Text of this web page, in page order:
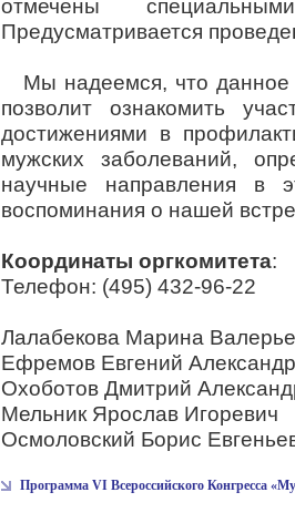
отмечены
Предусматривается
Мы надеемся, что данное
позволит ознакомить
достижениями в
мужских заболеваний,
научные направления в
воспоминания о нашей
Координаты оргкомитета:
Телефон: (495) 432-96-22
Лалабекова Марина
Ефремов Евгений
Охоботов Дмитрий
Мельник Ярослав Игоревич
Осмоловский Борис
Программа VI Всероссийского Конгресса «